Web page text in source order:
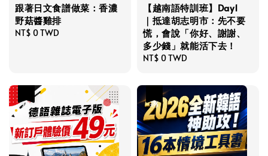
跟著日文食譜做菜：香濃
野菇醬雞排
Regular
NT$ 0 TWD
【越南語特訓班】Day1
｜抵達胡志明市：先不要
慌，會說「你好、謝謝、
多少錢」就能活下去！
Regular
NT$ 0 TWD